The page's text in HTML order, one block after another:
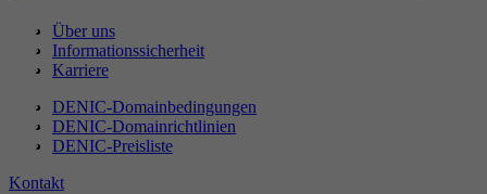
Über uns
Informationssicherheit
Karriere
DENIC-Domainbedingungen
DENIC-Domainrichtlinien
DENIC-Preisliste
Kontakt